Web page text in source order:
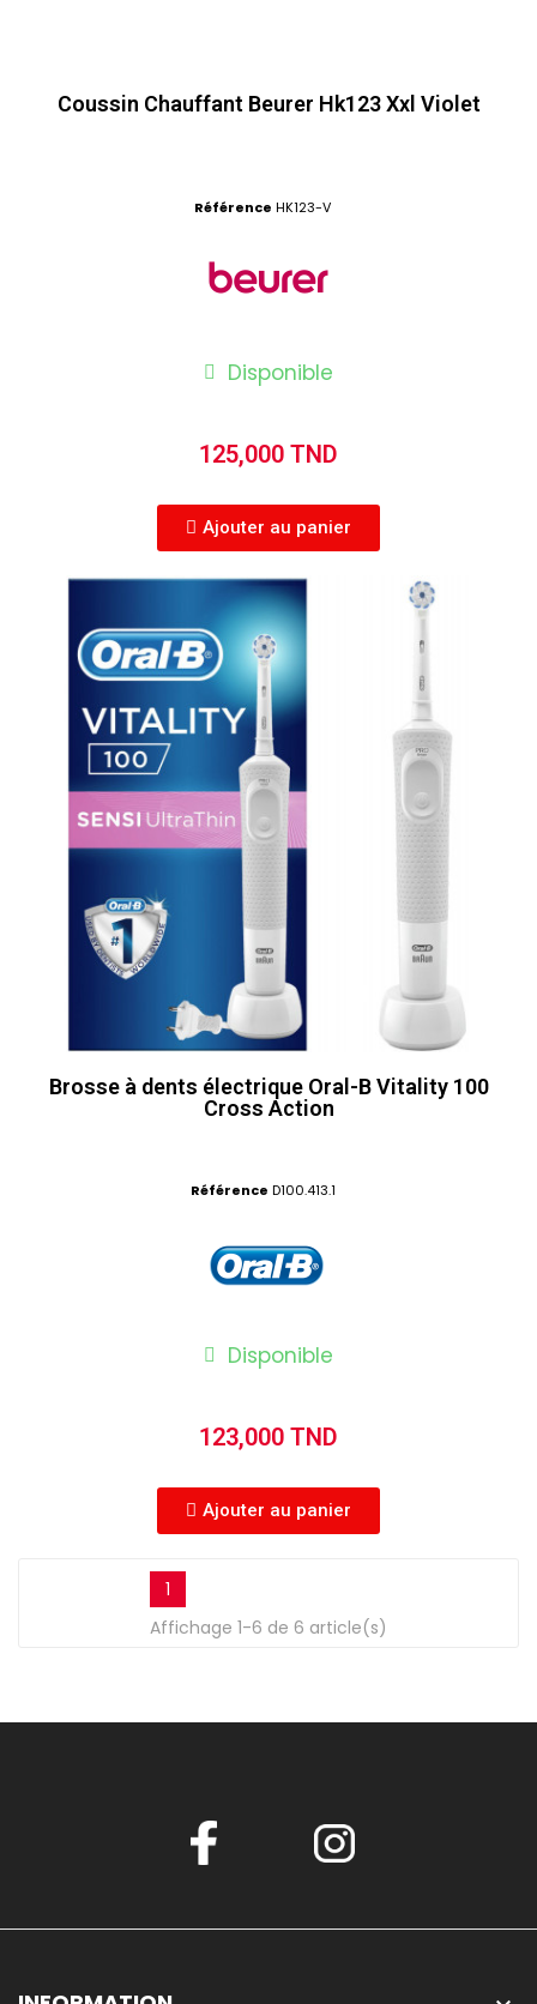
Coussin Chauffant Beurer Hk123 Xxl Violet
Référence HK123-V
Disponible
125,000 TND
Ajouter au panier
Brosse à dents électrique Oral-B Vitality 100
Cross Action
Référence D100.413.1
Disponible
123,000 TND
Ajouter au panier
1
Affichage 1-6 de 6 article(s)